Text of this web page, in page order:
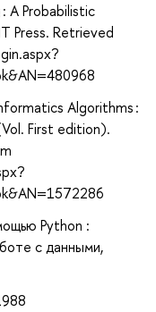
A Probabilistic
Press. Retrieved
Algorithms :
First edition).
Python :
с данными,